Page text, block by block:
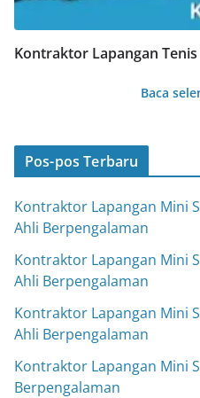
Kontraktor Lapangan Tenis
Baca
Pos-pos Terbaru
Kontraktor Lapangan Mini
Ahli Berpengalaman
Kontraktor Lapangan Mini
Ahli Berpengalaman
Kontraktor Lapangan Mini
Ahli Berpengalaman
Kontraktor Lapangan Mini
Berpengalaman